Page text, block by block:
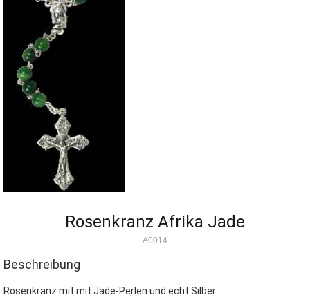
Rosenkranz Afrika Jade
A0014
Beschreibung
Rosenkranz mit mit Jade-Perlen und echt Silber